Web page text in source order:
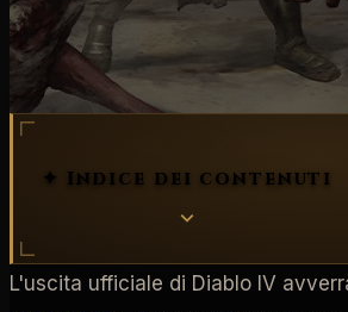
twitch
✦ Indice dei contenuti
L'uscita ufficiale di Diablo IV